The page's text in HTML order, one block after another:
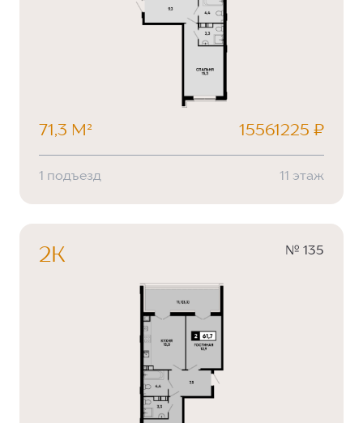
71,3 М² 15561225 ₽
1 подъезд 11 этаж
2К № 135